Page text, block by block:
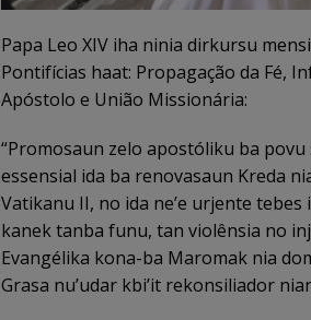
Papa Leo XIV iha ninia dirkursu
Pontifícias haat: Propagação da Fé,
Apóstolo e União Missionária:
“Promosaun zelo apostóliku ba
essensial ida ba renovasaun Kreda
Vatikanu II, no ida ne’e urjente
kanek tanba funu, tan violênsia no
Evangélika kona-ba Maromak nia
Grasa nu’udar kbi’it rekonsiliador